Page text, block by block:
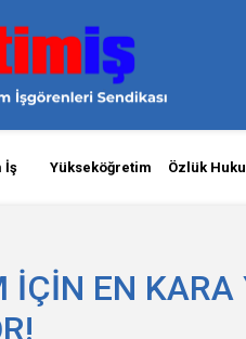
İş Yükseköğretim Özlük
EN KARA